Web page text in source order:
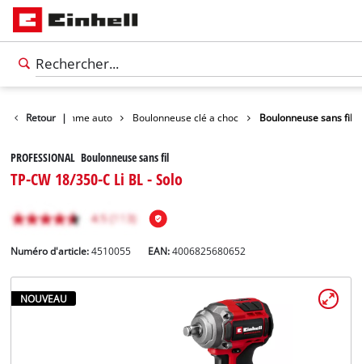
Retour |
Loisirs Gamme auto Boulonneuse clé a choc Boulonneuse sans fil
PROFESSIONAL Boulonneuse sans fil
TP-CW 18/350-C Li BL - Solo
Numéro d'article: 4510055 EAN:4006825680652
NOUVEAU